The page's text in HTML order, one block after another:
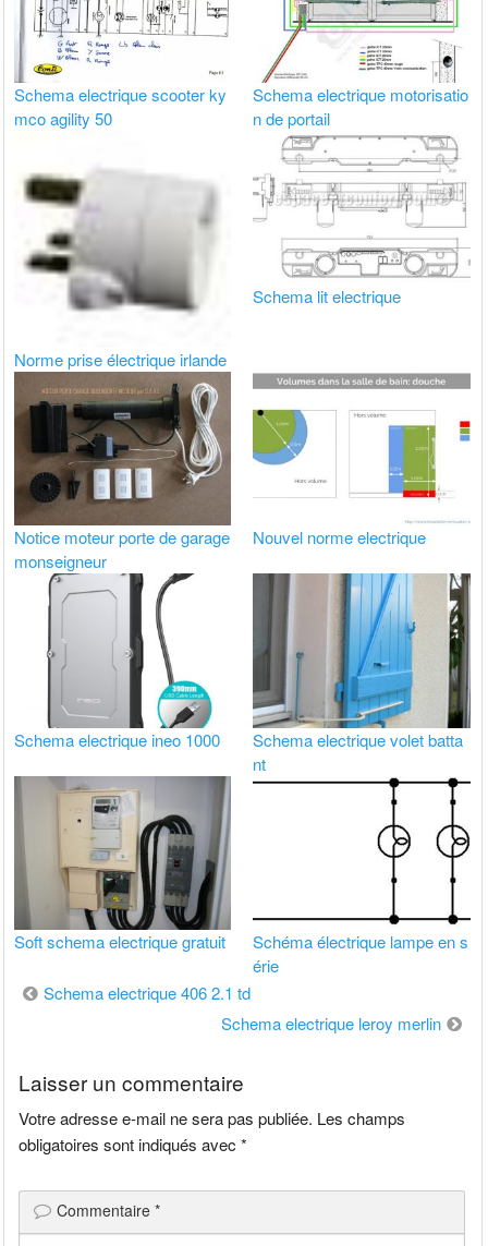
Schema electrique scooter ky
mco agility 50
Schema electrique motorisatio
n de portail
Norme prise électrique irlande
Schema lit electrique
Notice moteur porte de garage
monseigneur
Nouvel norme electrique
Schema electrique ineo 1000
Schema electrique volet batta
nt
Soft schema electrique gratuit
Schéma électrique lampe en s
érie
Navigation
Schema electrique 406 2.1 td
Schema electrique leroy merlin
Laisser un commentaire
Votre adresse e-mail ne sera pas publiée. Les champs
obligatoires sont indiqués avec*
Commentaire*